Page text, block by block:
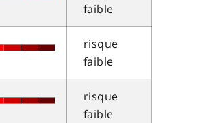
faible
risque
faible
risque
faible